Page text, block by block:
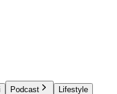
Podcast
Lifestyle